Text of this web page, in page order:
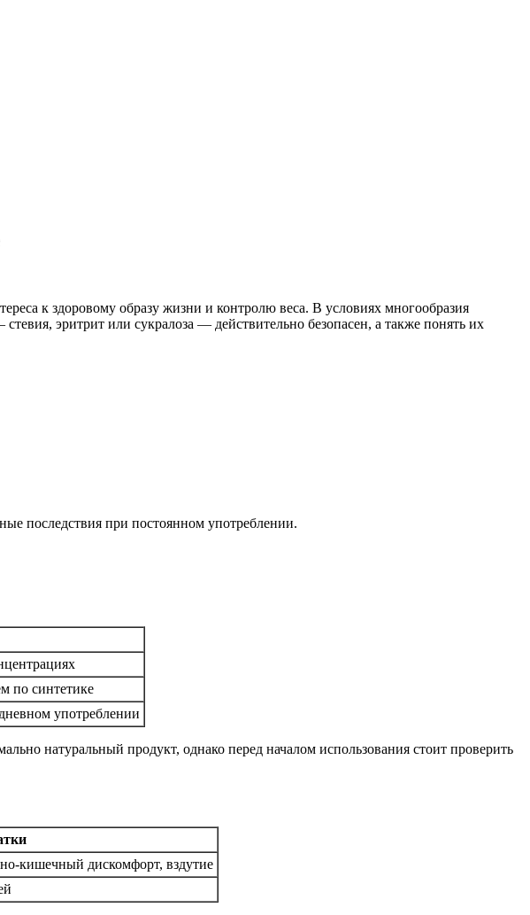
к здоровому образу жизни и контролю веса. В условиях многообразия
эритрит или сукралоза — действительно безопасен, а также понять их
последствия при постоянном употреблении.
по синтетике
употреблении
натуральный продукт, однако перед началом использования стоит проверить
кишечный дискомфорт, вздутие